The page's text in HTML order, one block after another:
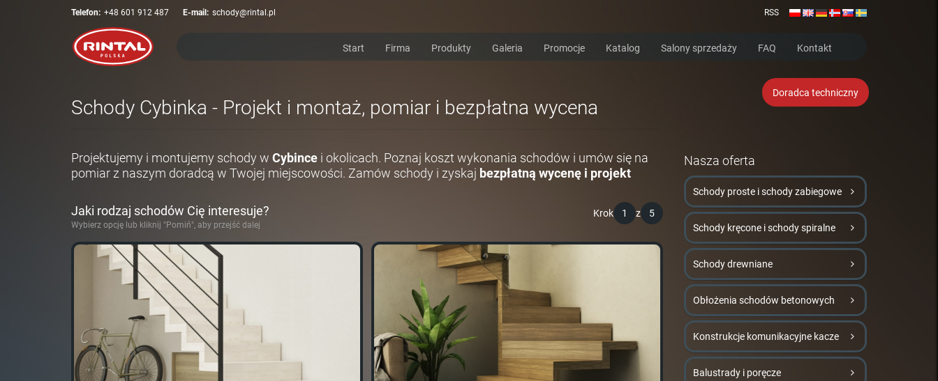
Telefon: +48 601 912 487 E-mail: schody@rintal.pl RSS
Start Firma Produkty Galeria Promocje Katalog Salony sprzedaży FAQ Kontakt
Doradca techniczny
Schody Cybinka - Projekt i montaż, pomiar i bezpłatna wycena
Projektujemy i montujemy schody w Cybince i okolicach. Poznaj koszt wykonania schodów i umów się na
pomiar z naszym doradcą w Twojej miejscowości. Zamów schody i zyskaj bezpłatną wycenę i projekt
Krok 1 z 5
Jaki rodzaj schodów Cię interesuje?
Wybierz opcję lub kliknij "Pomiń", aby przejść dalej
Nasza oferta
Schody proste i schody zabiegowe
Schody kręcone i schody spiralne
Schody drewniane
Obłożenia schodów betonowych
Konstrukcje komunikacyjne kacze
Balustrady i poręcze